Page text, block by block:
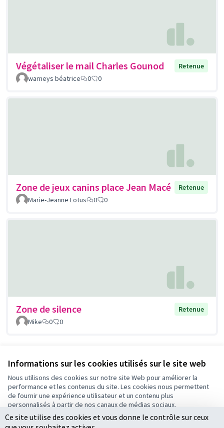
Informations sur les cookies utilisés sur le site web
Nous utilisons des cookies sur notre site Web pour améliorer la
performance et les contenus du site. Les cookies nous permettent
de fournir une expérience utilisateur et un contenu plus
personnalisés à partir de nos canaux de médias sociaux.
Tout accepter
Végétaliser le mail Charles Gounod
Retenue
warneys béatrice
0 0
Zone de jeux canins place Jean Macé
Retenue
Marie-Jeanne Lotus
0 0
Zone de silence
Retenue
Mike
0 0
Conditions d'utilisation
Paramètres des cookies
Ce site utilise des cookies et vous donne le contrôle sur ceux